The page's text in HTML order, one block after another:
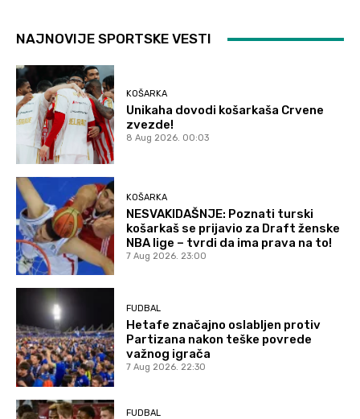
NAJNOVIJE SPORTSKE VESTI
KOŠARKA
Unikaha dovodi košarkaša Crvene
zvezde!
8 Aug 2026. 00:03
KOŠARKA
NESVAKIDAŠNJE: Poznati turski
košarkaš se prijavio za Draft ženske
NBA lige – tvrdi da ima prava na to!
7 Aug 2026. 23:00
FUDBAL
Hetafe značajno oslabljen protiv
Partizana nakon teške povrede
važnog igrača
7 Aug 2026. 22:30
FUDBAL